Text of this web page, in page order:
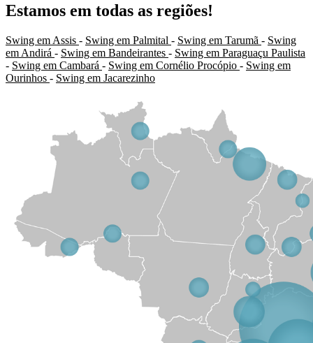
Estamos em todas as regiões!
Swing em Assis - Swing em Palmital - Swing em Tarumã - Swing
em Andirá - Swing em Bandeirantes - Swing em Paraguaçu Paulista
- Swing em Cambará - Swing em Cornélio Procópio - Swing em
Ourinhos - Swing em Jacarezinho